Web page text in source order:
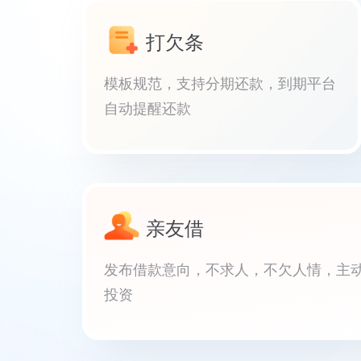
打欠条
模板规范，支持分期还款，到期平台
自动提醒还款
亲友借
发布借款意向，不求人，不欠人情，主
投资